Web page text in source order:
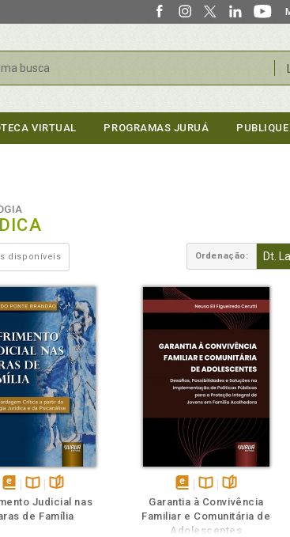
VIRTUAL PROGRAMAS JURUÁ
disponíveis Ordenação: Dt.
disponível
em
Disponível
na
páginas
Judicial nas
de Família
disponível
em
eBook
Disponível
na
B.V.
páginas
Garantia à Convivência
Familiar e Comunitária de
Adolescentes
TambémFolheie